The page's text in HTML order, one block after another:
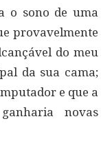
o sono de uma
provavelmente
do meu
da sua cama;
e que a
novas